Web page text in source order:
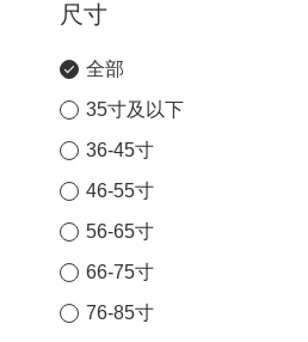
尺寸
全部
35寸及以下
36-45寸
46-55寸
56-65寸
66-75寸
76-85寸